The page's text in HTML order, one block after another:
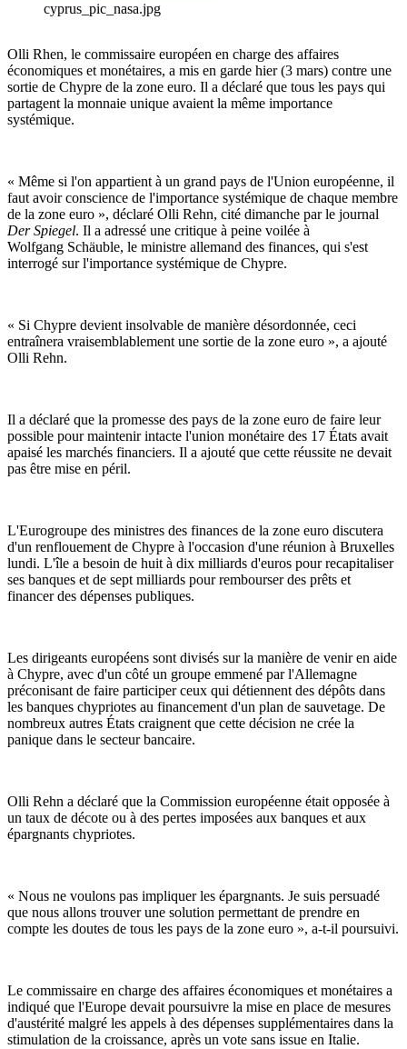
cyprus_pic_nasa.jpg
Olli Rhen, le commissaire européen en charge des affaires
économiques et monétaires, a mis en garde hier (3 mars) contre une
sortie de Chypre de la zone euro. Il a déclaré que tous les pays qui
partagent la monnaie unique avaient la même importance
systémique.
« Même si l'on appartient à un grand pays de l'Union européenne, il
faut avoir conscience de l'importance systémique de chaque membre
de la zone euro », déclaré Olli Rehn, cité dimanche par le journal
Der Spiegel. Il a adressé une critique à peine voilée à
Wolfgang Schäuble, le ministre allemand des finances, qui s'est
interrogé sur l'importance systémique de Chypre.
« Si Chypre devient insolvable de manière désordonnée, ceci
entraînera vraisemblablement une sortie de la zone euro », a ajouté
Olli Rehn.
Il a déclaré que la promesse des pays de la zone euro de faire leur
possible pour maintenir intacte l'union monétaire des 17 États avait
apaisé les marchés financiers. Il a ajouté que cette réussite ne devait
pas être mise en péril.
L'Eurogroupe des ministres des finances de la zone euro discutera
d'un renflouement de Chypre à l'occasion d'une réunion à Bruxelles
lundi. L'île a besoin de huit à dix milliards d'euros pour recapitaliser
ses banques et de sept milliards pour rembourser des prêts et
financer des dépenses publiques.
Les dirigeants européens sont divisés sur la manière de venir en aide
à Chypre, avec d'un côté un groupe emmené par l'Allemagne
préconisant de faire participer ceux qui détiennent des dépôts dans
les banques chypriotes au financement d'un plan de sauvetage. De
nombreux autres États craignent que cette décision ne crée la
panique dans le secteur bancaire.
Olli Rehn a déclaré que la Commission européenne était opposée à
un taux de décote ou à des pertes imposées aux banques et aux
épargnants chypriotes.
« Nous ne voulons pas impliquer les épargnants. Je suis persuadé
que nous allons trouver une solution permettant de prendre en
compte les doutes de tous les pays de la zone euro », a-t-il poursuivi.
Le commissaire en charge des affaires économiques et monétaires a
indiqué que l'Europe devait poursuivre la mise en place de mesures
d'austérité malgré les appels à des dépenses supplémentaires dans la
stimulation de la croissance, après un vote sans issue en Italie.